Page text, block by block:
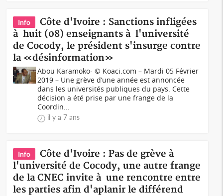
Info
Côte d'Ivoire : Sanctions infligées
à huit (08) enseignants à l'université
de Cocody, le président s'insurge contre
la «désinformation»
Abou Karamoko- © Koaci.com – Mardi 05 Février
2019 – Une grève d’une année est annoncée
dans les universités publiques du pays. Cette
décision a été prise par une frange de la
Coordin...
il y a 7 ans
Info
Côte d'Ivoire : Pas de grève à
l'université de Cocody, une autre frange
de la CNEC invite à une rencontre entre
les parties afin d'aplanir le différend